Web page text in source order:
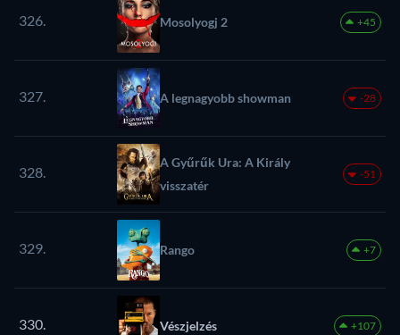
326. Mosolyogj 2 +45
327. A legnagyobb showman -28
328.
A Gyűrűk Ura: A Király
visszatér
-51
329. Rango +7
330. Vészjelzés +107